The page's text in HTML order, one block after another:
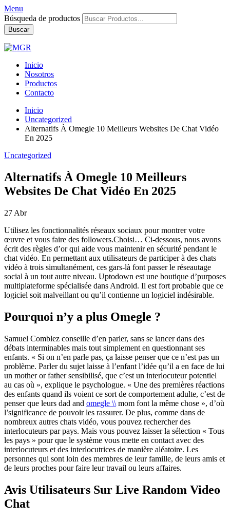
Menu
Búsqueda de productos
Buscar
Inicio
Nosotros
Productos
Contacto
Inicio
Uncategorized
Alternatifs À Omegle 10 Meilleurs Websites De Chat Vidéo
En 2025
Uncategorized
Alternatifs À Omegle 10 Meilleurs
Websites De Chat Vidéo En 2025
27 Abr
Utilisez les fonctionnalités réseaux sociaux pour montrer votre
œuvre et vous faire des followers.Choisi… Ci-dessous, nous avons
écrit des règles d’or qui aide vous maintenir en sécurité pendant le
chat vidéo. En permettant aux utilisateurs de participer à des chats
vidéo à trois simultanément, ces gars-là font passer le réseautage
social à un tout autre niveau. Uptodown est une boutique d’purposes
multiplateforme spécialisée dans Android. Il est fort probable que ce
logiciel soit malveillant ou qu’il contienne un logiciel indésirable.
Pourquoi n’y a plus Omegle ?
Samuel Comblez conseille d’en parler, sans se lancer dans des
débats interminables mais tout simplement en questionnant ses
enfants. « Si on n’en parle pas, ça laisse penser que ce n’est pas un
problème. Parler du sujet laisse à l’enfant l’idée qu’il a en face de lui
un mother or father sensibilisé, que c’est un interlocuteur potentiel
au cas où », explique le psychologue. « Une des premières réactions
des enfants quand ils voient ce sort de comportement adulte, c’est de
penser que leurs dad and omegle \\ mom font la même chose », d’où
l’significance de pouvoir les rassurer. De plus, comme dans de
nombreux autres chats vidéo, vous pouvez rechercher des
interlocuteurs par pays. Mais vous pouvez laisser la sélection « Tous
les pays » pour que le système vous mette en contact avec des
interlocuteurs et des interlocutrices de manière aléatoire. Les
personnes qui sont loin des membres de leur famille, de leurs amis et
de leurs proches pour faire leur travail ou leurs affaires.
Avis Utilisateurs Sur Live Random Video
Chat